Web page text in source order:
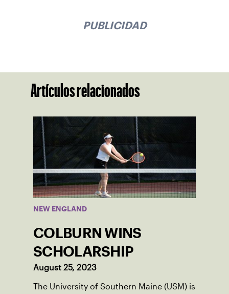
PUBLICIDAD
Artículos relacionados
NEW ENGLAND
COLBURN WINS
SCHOLARSHIP
August 25, 2023
The University of Southern Maine (USM) is